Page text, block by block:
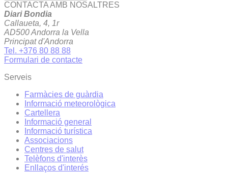
CONTACTA AMB NOSALTRES
Diari Bondia
Callaueta, 4, 1r
AD500 Andorra la Vella
Principat d'Andorra
Tel. +376 80 88 88
Formulari de contacte
Serveis
Farmàcies de guàrdia
Informació meteorològica
Cartellera
Informació general
Informació turística
Associacions
Centres de salut
Telèfons d'interès
Enllaços d'interés